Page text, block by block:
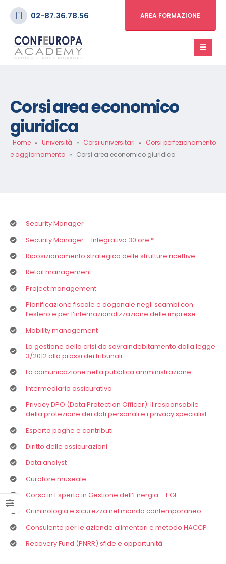
02-87.36.78.56 AREA FORMAZIONE
Corsi area economico
giuridica
Home » Università » Corsi universitari » Corsi perfezionamento
e aggiornamento » Corsi area economico giuridica
Security Manager
Security Manager – Integrativo 30 ore *
Riposizionamento strategico delle strutture ricettive
Retail management
Project management
Pianificazione fiscale e doganale negli scambi con
l’estero e per l’internazionalizzazione delle imprese
Mobility management
La gestione della crisi da sovraindebitamento dalla legge
3/2012 alla prassi dei tribunali
La comunicazione nella pubblica amministrazione
Intermediario assicurativo
Privacy DPO (Data Protection Officer): Il responsabile
della protezione dei dati personali e i privacy specialist
Esperto paghe e contributi
Diritto delle assicurazioni
Data analyst
Curatore museale
Corso in Esperto in Gestione dell’Energia – EGE
Criminologia e sicurezza nel mondo contemporaneo
Consulente per le aziende alimentari e metodo HACCP
Recovery Fund (PNRR) sfide e opportunità